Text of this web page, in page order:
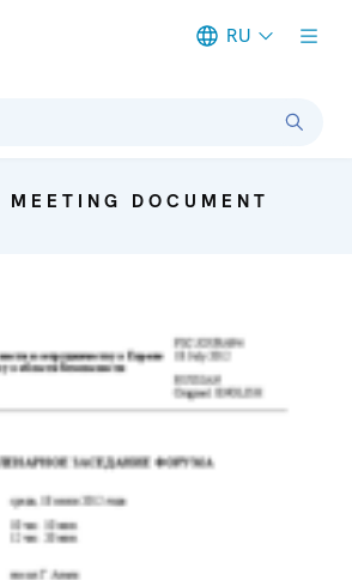
RU
DOCUMENT